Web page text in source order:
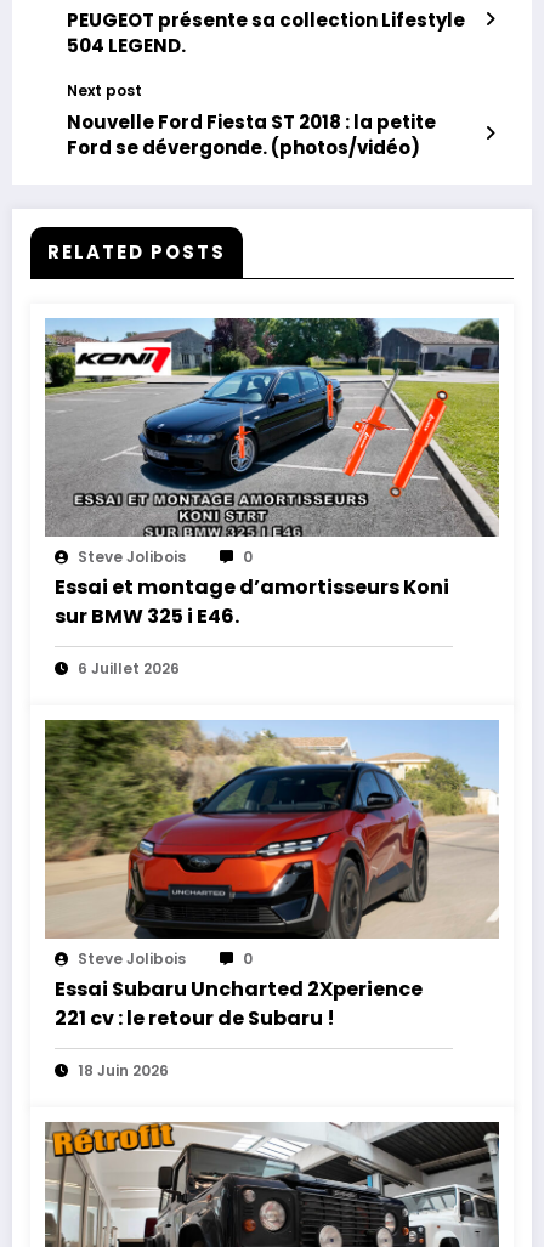
PEUGEOT présente sa collection Lifestyle
504 LEGEND.
Next post
Nouvelle Ford Fiesta ST 2018 : la petite
Ford se dévergonde. (photos/vidéo)
RELATED POSTS
Steve Jolibois 0
Essai et montage d’amortisseurs Koni
sur BMW 325 i E46.
6 Juillet 2026
Steve Jolibois 0
Essai Subaru Uncharted 2Xperience
221 cv : le retour de Subaru !
18 Juin 2026